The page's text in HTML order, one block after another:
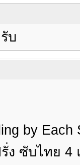
บ
by
ง ซับไทย 4